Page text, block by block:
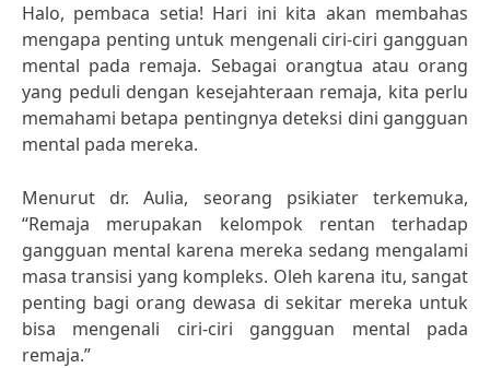
Halo, pembaca setia! Hari ini kita akan membahas
mengapa penting untuk mengenali ciri-ciri gangguan
mental pada remaja. Sebagai orangtua atau orang
yang peduli dengan kesejahteraan remaja, kita perlu
memahami betapa pentingnya deteksi dini gangguan
mental pada mereka.
Menurut dr. Aulia, seorang psikiater terkemuka,
“Remaja merupakan kelompok rentan terhadap
gangguan mental karena mereka sedang mengalami
masa transisi yang kompleks. Oleh karena itu, sangat
penting bagi orang dewasa di sekitar mereka untuk
bisa mengenali ciri-ciri gangguan mental pada
remaja.”